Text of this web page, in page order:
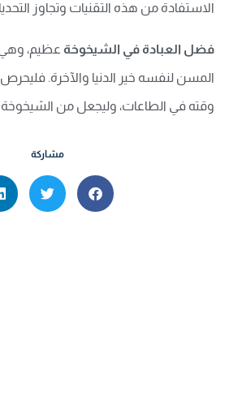
الاستفادة من هذه التقنيات وتجاوز
فضل العبادة في الشيخوخة عظيم،
المسن لنفسه خير الدنيا والآخرة.
وقته في الطاعات، وليجعل من الشيخوخة
مشاركة